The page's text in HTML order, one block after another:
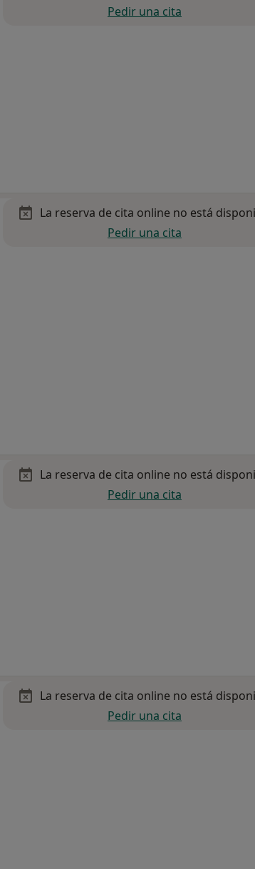
Pedir una cita
La reserva de cita online no está
Pedir una cita
La reserva de cita online no está
Pedir una cita
La reserva de cita online no está
Pedir una cita